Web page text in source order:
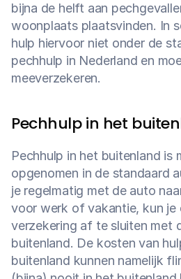
bijna de helft aan
woonplaats plaatsvinden. In
hulp hiervoor niet onder de
pechhulp in Nederland en
meeverzekeren.
Pechhulp in het
Pechhulp in het buitenland is
opgenomen in de standaard
je regelmatig met de auto
voor werk of vakantie, kun je
verzekering af te sluiten met
buitenland. De kosten van
buitenland kunnen namelijk